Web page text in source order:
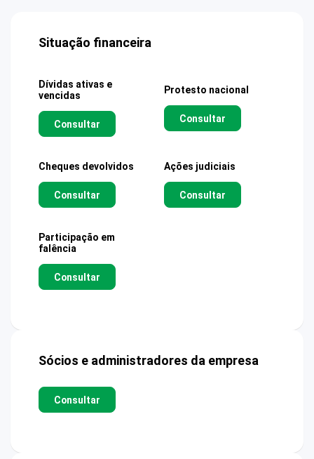
Situação financeira
Dívidas ativas e
vencidas
Consultar
Protesto nacional
Consultar
Cheques devolvidos
Consultar
Ações judiciais
Consultar
Participação em
falência
Consultar
Sócios e administradores da empresa
Consultar